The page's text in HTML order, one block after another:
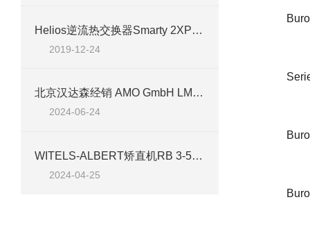
Helios逆流热交换器Smarty 2XP参数简介
2019-12-24
北京汉达森经销 AMO GmbH LMKA2010HA.1710高精度线性编码器扫描头技术介绍
2024-06-24
WITELS-ALBERT矫直机RB 3-5,0案例分析
2024-04-25
Serie